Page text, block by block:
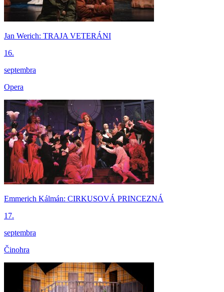
Jan Werich: TRAJA VETERÁNI
16.
septembra
Opera
Emmerich Kálmán: CIRKUSOVÁ PRINCEZNÁ
17.
septembra
Činohra